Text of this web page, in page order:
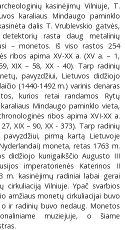
kasinėjimų Vilniuje, T.
karaliaus Mindaugo paminklo
dalis T. Vrublevskio gatvės,
rasta daug metalinių
– monetos. Iš viso rastos 254
ribos apima XV-XX a. (XV a. – 1,
XIX – 58, XX - 40). Tarp radinių
pavyzdžiui, Lietuvos didžiojo
(1440-1492 m.) varinis denaras
kurios retai randamos Rytų
Mindaugo paminklo vieta,
ribos apima XVI-XX a.
XIX – 90, XX - 373). Tarp radinių
pirmą kartą Lietuvoje
moneta, retas 1763 m.
didžiojo kunigaikščio Augusto III
imperatorienės Katerinos II
m. kasinėjimų radiniai labai gerai
cirkuliaciją Vilniuje. Ypač svarbios
amžiaus monetų cirkuliacijai buvo
ir radinių buvo nedaug. Monetos
muziejuje, o šiame